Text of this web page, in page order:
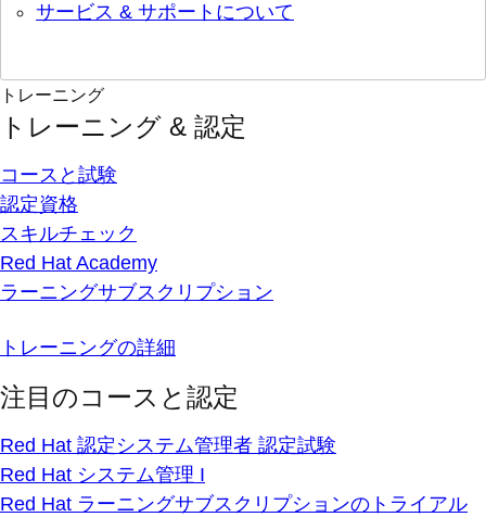
サービス & サポートについて
トレーニング
トレーニング & 認定
コースと試験
認定資格
スキルチェック
Red Hat Academy
ラーニングサブスクリプション
トレーニングの詳細
注目のコースと認定
Red Hat 認定システム管理者 認定試験
Red Hat システム管理 I
Red Hat ラーニングサブスクリプションのトライアル